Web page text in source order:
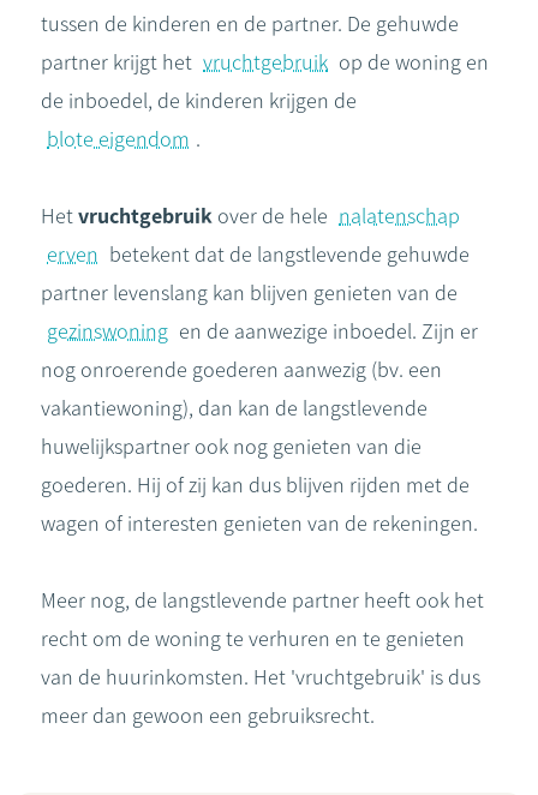
tussen de kinderen en de partner. De gehuwde
partner krijgt het vruchtgebruik op de woning en
de inboedel, de kinderen krijgen de
blote eigendom .
Hetvruchtgebruik over de hele nalatenschap
erven betekent dat de langstlevende gehuwde
partner levenslang kan blijven genieten van de
gezinswoning en de aanwezige inboedel. Zijn er
nog onroerende goederen aanwezig (bv. een
vakantiewoning), dan kan de langstlevende
huwelijkspartner ook nog genieten van die
goederen. Hij of zij kan dus blijven rijden met de
wagen of interesten genieten van de rekeningen.
Meer nog, de langstlevende partner heeft ook het
recht om de woning te verhuren en te genieten
van de huurinkomsten. Het 'vruchtgebruik' is dus
meer dan gewoon een gebruiksrecht.